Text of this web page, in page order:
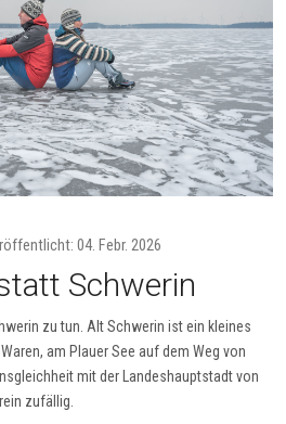
04. Febr. 2026
Schwerin
zu tun. Alt Schwerin ist ein kleines
am Plauer See auf dem Weg von
mit der Landeshauptstadt von
zufällig.